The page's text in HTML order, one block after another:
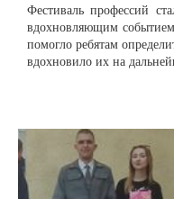
Фестиваль профессий
вдохновляющим
помогло ребятам
вдохновило их на